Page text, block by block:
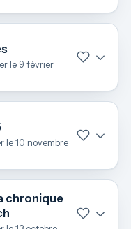
le 9 février
le 10 novembre
chronique